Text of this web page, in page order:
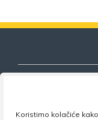
Koristimo kolačiće